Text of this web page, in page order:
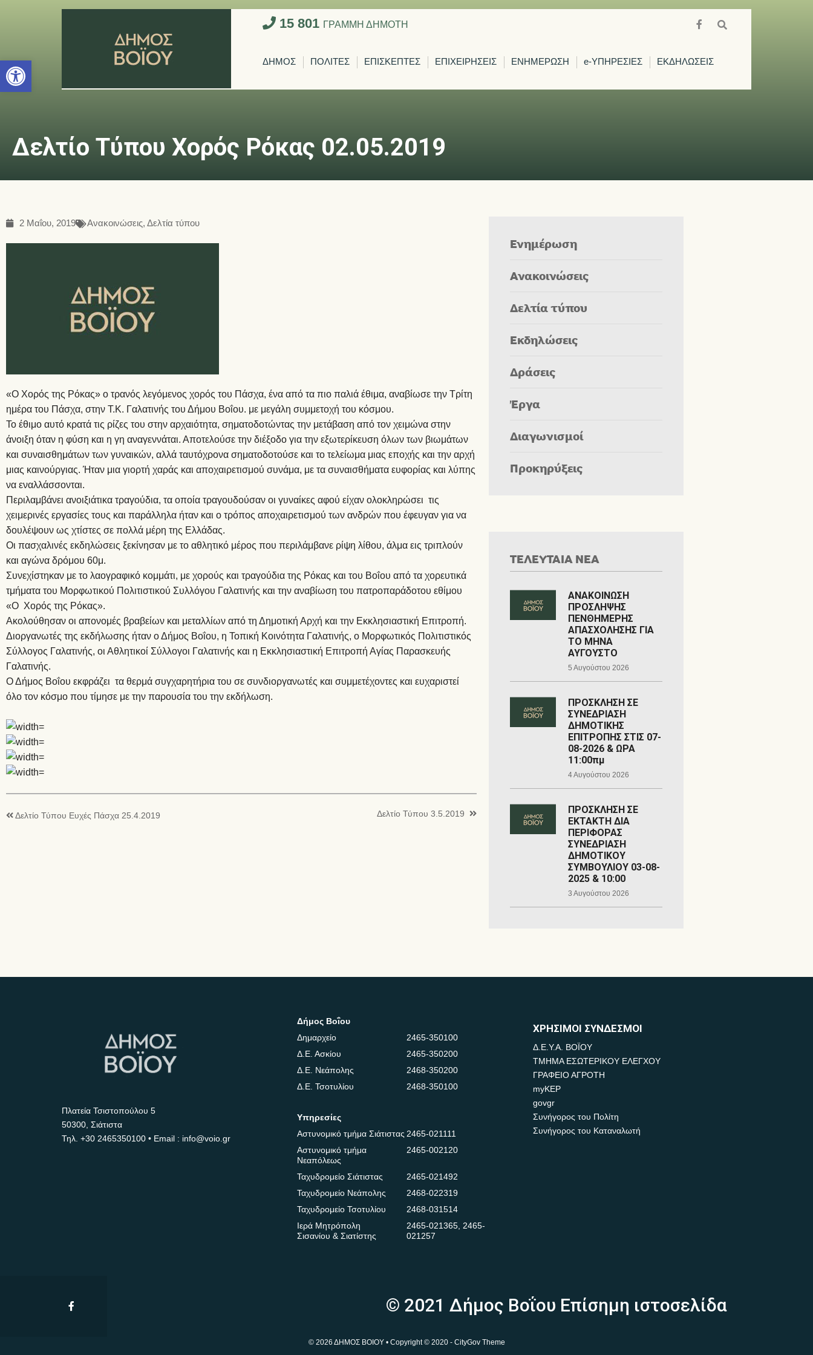
Ανοίξτε τη γραμμή εργαλείων
15 801 ΓΡΑΜΜΗ ΔΗΜΟΤΗ
ΔΗΜΟΣ ΠΟΛΙΤΕΣ ΕΠΙΣΚΕΠΤΕΣ ΕΠΙΧΕΙΡΗΣΕΙΣ ΕΝΗΜΕΡΩΣΗ e-ΥΠΗΡΕΣΙΕΣ ΕΚΔΗΛΩΣΕΙΣ
Δελτίο Τύπου Χορός Ρόκας 02.05.2019
2 Μαΐου, 2019 Ανακοινώσεις,Δελτία τύπου
«Ο Χορός της Ρόκας» ο τρανός λεγόμενος χορός του Πάσχα, ένα από τα πιο παλιά έθιμα, αναβίωσε την Τρίτη
ημέρα του Πάσχα, στην Τ.Κ. Γαλατινής του Δήμου Βοΐου. με μεγάλη συμμετοχή του κόσμου.
Το έθιμο αυτό κρατά τις ρίζες του στην αρχαιότητα, σηματοδοτώντας την μετάβαση από τον χειμώνα στην
άνοιξη όταν η φύση και η γη αναγεννάται. Αποτελούσε την διέξοδο για την εξωτερίκευση όλων των βιωμάτων
και συναισθημάτων των γυναικών, αλλά ταυτόχρονα σηματοδοτούσε και το τελείωμα μιας εποχής και την αρχή
μιας καινούργιας. Ήταν μια γιορτή χαράς και αποχαιρετισμού συνάμα, με τα συναισθήματα ευφορίας και λύπης
να εναλλάσσονται.
Περιλαμβάνει ανοιξιάτικα τραγούδια, τα οποία τραγουδούσαν οι γυναίκες αφού είχαν ολοκληρώσει τις
χειμερινές εργασίες τους και παράλληλα ήταν και ο τρόπος αποχαιρετισμού των ανδρών που έφευγαν για να
δουλέψουν ως χτίστες σε πολλά μέρη της Ελλάδας.
Οι πασχαλινές εκδηλώσεις ξεκίνησαν με το αθλητικό μέρος που περιλάμβανε ρίψη λίθου, άλμα εις τριπλούν
και αγώνα δρόμου 60μ.
Συνεχίστηκαν με το λαογραφικό κομμάτι, με χορούς και τραγούδια της Ρόκας και του Βοΐου από τα χορευτικά
τμήματα του Μορφωτικού Πολιτιστικού Συλλόγου Γαλατινής και την αναβίωση του πατροπαράδοτου εθίμου
«Ο Χορός της Ρόκας».
Ακολούθησαν οι απονομές βραβείων και μεταλλίων από τη Δημοτική Αρχή και την Εκκλησιαστική Επιτροπή.
Διοργανωτές της εκδήλωσης ήταν ο Δήμος Βοΐου, η Τοπική Κοινότητα Γαλατινής, ο Μορφωτικός Πολιτιστικός
Σύλλογος Γαλατινής, οι Αθλητικοί Σύλλογοι Γαλατινής και η Εκκλησιαστική Επιτροπή Αγίας Παρασκευής
Γαλατινής.
Ο Δήμος Βοΐου εκφράζει τα θερμά συγχαρητήρια του σε συνδιοργανωτές και συμμετέχοντες και ευχαριστεί
όλο τον κόσμο που τίμησε με την παρουσία του την εκδήλωση.
Δελτίο Τύπου Ευχές Πάσχα 25.4.2019 Δελτίο Τύπου 3.5.2019
Ενημέρωση
Ανακοινώσεις
Δελτία τύπου
Εκδηλώσεις
Δράσεις
Έργα
Διαγωνισμοί
Προκηρύξεις
ΤΕΛΕΥΤΑΙΑ ΝΕΑ
ΑΝΑΚΟΙΝΩΣΗ
ΠΡΟΣΛΗΨΗΣ
ΠΕΝΘΗΜΕΡΗΣ
ΑΠΑΣΧΟΛΗΣΗΣ ΓΙΑ
ΤΟ ΜΗΝΑ
ΑΥΓΟΥΣΤΟ
5 Αυγούστου 2026
ΠΡΟΣΚΛΗΣΗ ΣΕ
ΣΥΝΕΔΡΙΑΣΗ
ΔΗΜΟΤΙΚΗΣ
ΕΠΙΤΡΟΠΗΣ ΣΤΙΣ 07-
08-2026 & ΩΡΑ
11:00πμ
4 Αυγούστου 2026
ΠΡΟΣΚΛΗΣΗ ΣΕ
ΕΚΤΑΚΤΗ ΔΙΑ
ΠΕΡΙΦΟΡΑΣ
ΣΥΝΕΔΡΙΑΣΗ
ΔΗΜΟΤΙΚΟΥ
ΣΥΜΒΟΥΛΙΟΥ 03-08-
2025 & 10:00
3 Αυγούστου 2026
Πλατεία Τσιστοπούλου 5
50300, Σιάτιστα
Τηλ. +30 2465350100 • Email : info@voio.gr
Δήμος Βοΐου
Δημαρχείο
2465-350100
Δ.Ε. Ασκίου
2465-350200
Δ.Ε. Νεάπολης
2468-350200
Δ.Ε. Τσοτυλίου
2468-350100
Υπηρεσίες
Αστυνομικό τμήμα Σιάτιστας2465-021111
Αστυνομικό τμήμα
Νεαπόλεως
2465-002120
Ταχυδρομείο Σιάτιστας
2465-021492
Ταχυδρομείο Νεάπολης
2468-022319
Ταχυδρομείο Τσοτυλίου
2468-031514
Ιερά Μητρόπολη
Σισανίου & Σιατίστης
2465-021365,2465-
021257
ΧΡΗΣΙΜΟΙ ΣΥΝΔΕΣΜΟΙ
Δ.Ε.Υ.Α. ΒΟΪΟΥ
ΤΜΗΜΑ ΕΣΩΤΕΡΙΚΟΥ ΕΛΕΓΧΟΥ
ΓΡΑΦΕΙΟ ΑΓΡΟΤΗ
myKEP
govgr
Συνήγορος του Πολίτη
Συνήγορος του Καταναλωτή
© 2021 Δήμος Βοΐου Επίσημη ιστοσελίδα
© 2026 ΔΗΜΟΣ ΒΟΙΟΥ • Copyright © 2020 - CityGov Theme